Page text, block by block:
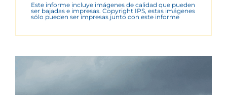
Este informe incluye imágenes de calidad que pueden
ser bajadas e impresas. Copyright IPS, estas imágenes
sólo pueden ser impresas junto con este informe